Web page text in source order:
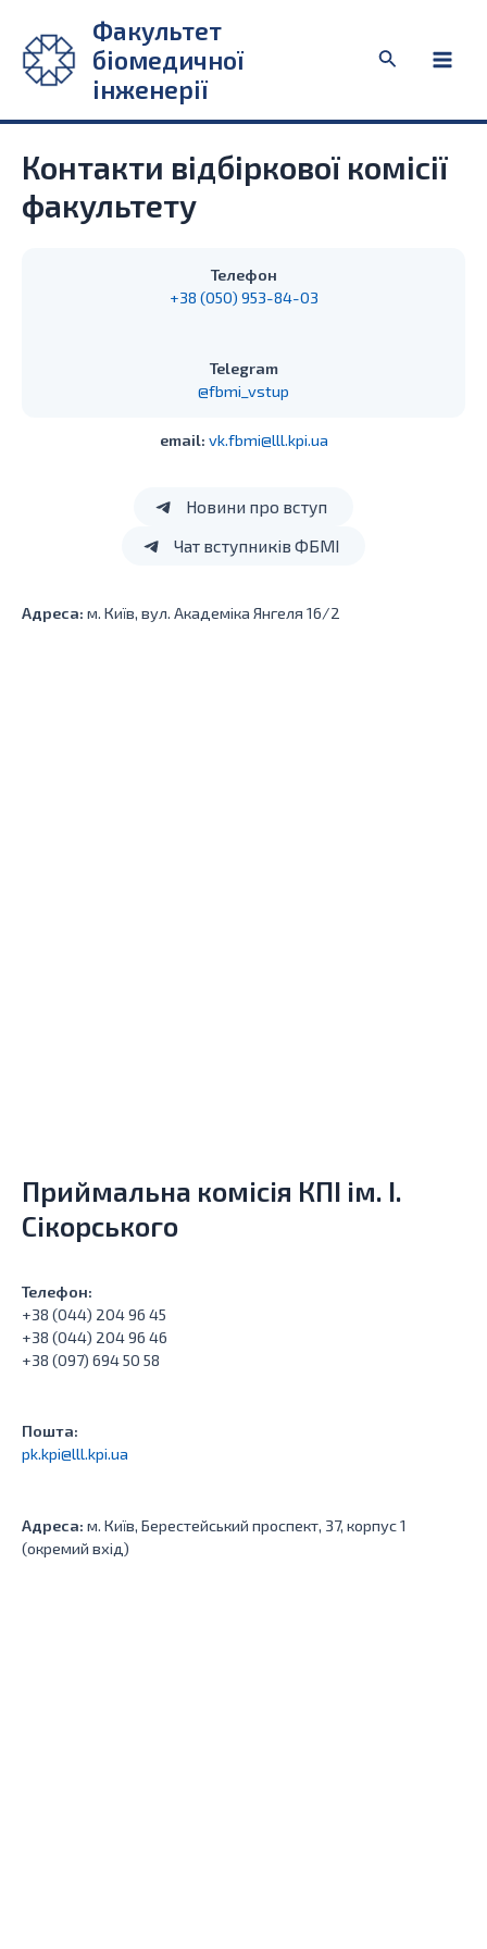
вмісту
Факультет
біомедичної
інженерії
Пошук
Контакти відбіркової комісії
факультету
Телефон
+38 (050) 953-84-03
Telegram
@fbmi_vstup
email: vk.fbmi@lll.kpi.ua
Новини про вступ
Чат вступників ФБМІ
Адреса: м. Київ, вул. Академіка Янгеля 16/2
Приймальна комісія КПІ ім. І.
Сікорського
Телефон:
+38 (044) 204 96 45
+38 (044) 204 96 46
+38 (097) 694 50 58
Пошта:
pk.kpi@lll.kpi.ua
Адреса: м. Київ, Берестейський проспект, 37, корпус 1
(окремий вхід)